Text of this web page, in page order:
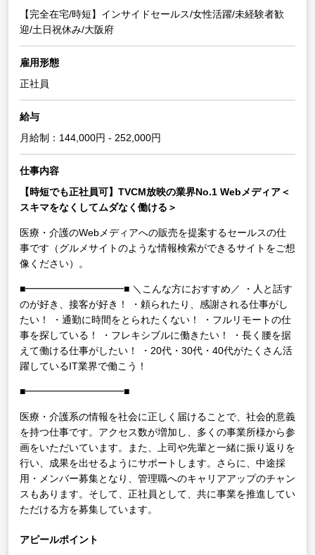
【完全在宅/時短】インサイドセールス/女性活躍/未経験者歓
迎/土日祝休み/大阪府
雇用形態
正社員
給与
月給制：144,000円 - 252,000円
仕事内容
【時短でも正社員可】TVCM放映の業界No.1 Webメディア＜
スキマをなくしてムダなく働ける＞
医療・介護のWebメディアへの販売を提案するセールスの仕
事です（グルメサイトのような情報検索ができるサイトをご想
像ください）。
■━━━━━━━━━━■ ＼こんな方におすすめ／
・人と話す
のが好き、接客が好き！
・頼られたり、感謝される仕事がし
たい！
・通勤に時間をとられたくない！
・フルリモートの仕
事を探している！
・フレキシブルに働きたい！
・長く腰を据
えて働ける仕事がしたい！
・20代・30代・40代がたくさん活
躍しているIT業界で働こう！
■━━━━━━━━━━■
医療・介護系の情報を社会に正しく届けることで、社会的意義
を持つ仕事です。アクセス数が増加し、多くの事業所様から参
画をいただいています。また、上司や先輩と一緒に振り返りを
行い、成果を出せるようにサポートします。さらに、中途採
用・メンバー募集となり、管理職へのキャリアアップのチャン
スもあります。そして、正社員として、共に事業を推進してい
ただける方を募集しています。
アピールポイント